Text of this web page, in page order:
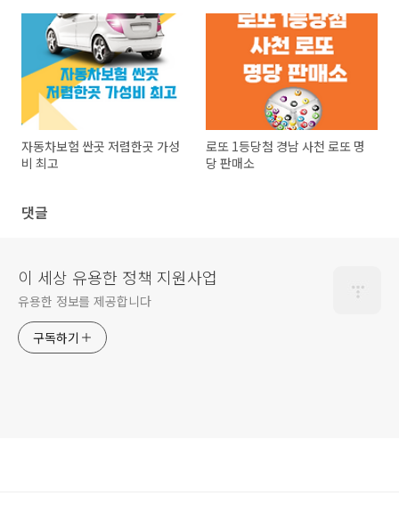
자동차보험 싼곳 저렴한곳 가성
비 최고
로또 1등당첨 경남 사천 로또 명
당 판매소
댓글
이 세상 유용한 정책 지원사업
유용한 정보를 제공합니다
구독하기